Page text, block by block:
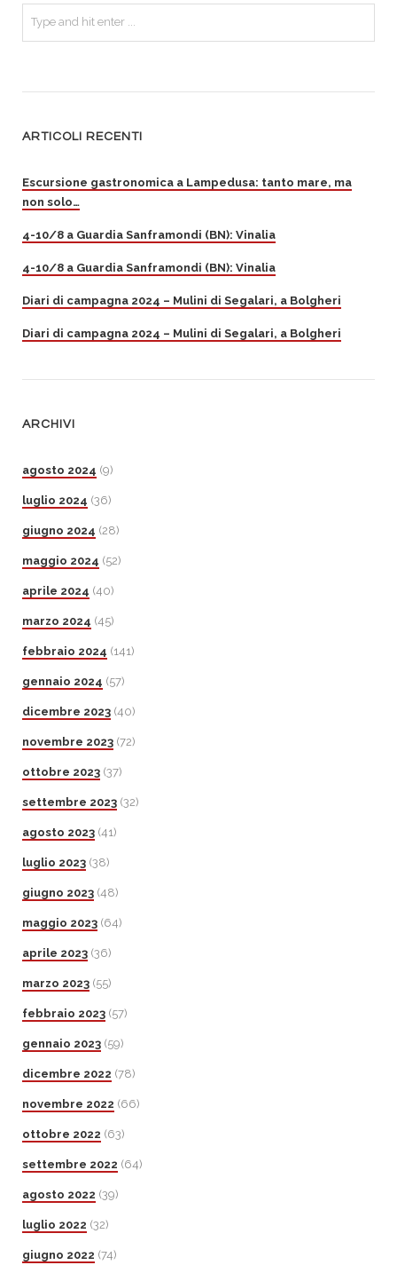
ARTICOLI RECENTI
Escursione gastronomica a Lampedusa: tanto mare, ma
non solo…
4-10/8 a Guardia Sanframondi (BN): Vinalia
4-10/8 a Guardia Sanframondi (BN): Vinalia
Diari di campagna 2024 – Mulini di Segalari, a Bolgheri
Diari di campagna 2024 – Mulini di Segalari, a Bolgheri
ARCHIVI
agosto 2024 (9)
luglio 2024 (36)
giugno 2024 (28)
maggio 2024 (52)
aprile 2024 (40)
marzo 2024 (45)
febbraio 2024 (141)
gennaio 2024 (57)
dicembre 2023 (40)
novembre 2023 (72)
ottobre 2023 (37)
settembre 2023 (32)
agosto 2023 (41)
luglio 2023 (38)
giugno 2023 (48)
maggio 2023 (64)
aprile 2023 (36)
marzo 2023 (55)
febbraio 2023 (57)
gennaio 2023 (59)
dicembre 2022 (78)
novembre 2022 (66)
ottobre 2022 (63)
settembre 2022 (64)
agosto 2022 (39)
luglio 2022 (32)
giugno 2022 (74)